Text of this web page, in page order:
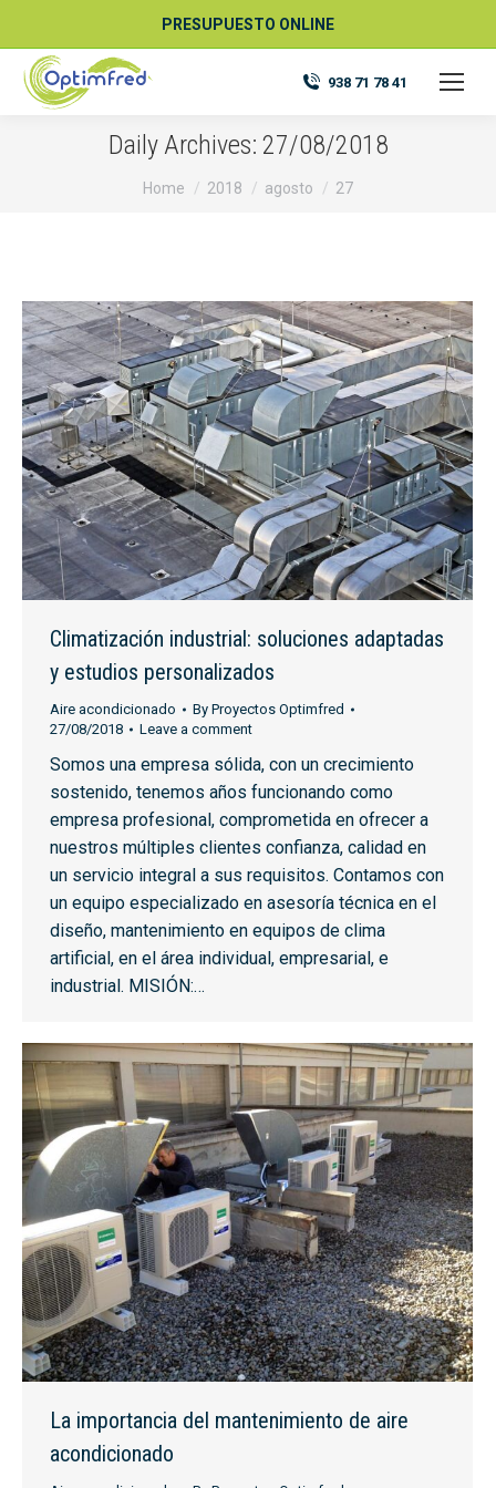
PRESUPUESTO ONLINE
938 71 78 41
Daily Archives: 27/08/2018
You are here:
Home 2018 agosto 27
Climatización industrial: soluciones adaptadas
y estudios personalizados
Aire acondicionado By Proyectos Optimfred
27/08/2018
Leave a comment
Somos una empresa sólida, con un crecimiento
sostenido, tenemos años funcionando como
empresa profesional, comprometida en ofrecer a
nuestros múltiples clientes confianza, calidad en
un servicio integral a sus requisitos. Contamos con
un equipo especializado en asesoría técnica en el
diseño, mantenimiento en equipos de clima
artificial, en el área individual, empresarial, e
industrial. MISIÓN:…
La importancia del mantenimiento de aire
acondicionado